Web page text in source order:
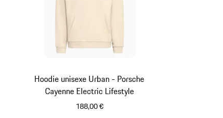
Hoodie unisexe Urban - Porsche
Cayenne Electric Lifestyle
188,00 €